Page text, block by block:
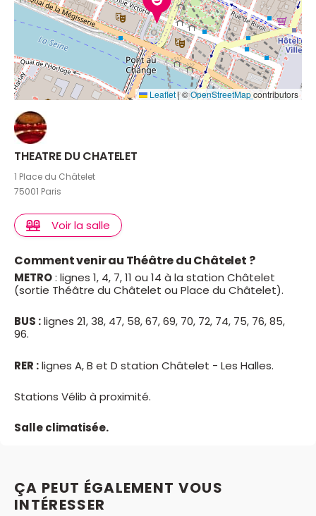
Leaflet|©OpenStreetMapcontributors
THEATRE DU CHATELET
1 Place du Châtelet
75001 Paris
Voir la salle
Comment venir au Théâtre du Châtelet ?
METRO: lignes 1, 4, 7, 11 ou 14 à la station Châtelet
(sortie Théâtre du Châtelet ou Place du Châtelet).
BUS :lignes 21, 38, 47, 58, 67, 69, 70, 72, 74, 75, 76, 85,
96.
RER :lignes A, B et D station Châtelet - Les Halles.
Stations Vélib à proximité.
Salle climatisée.
ÇA PEUT ÉGALEMENT VOUS
INTÉRESSER